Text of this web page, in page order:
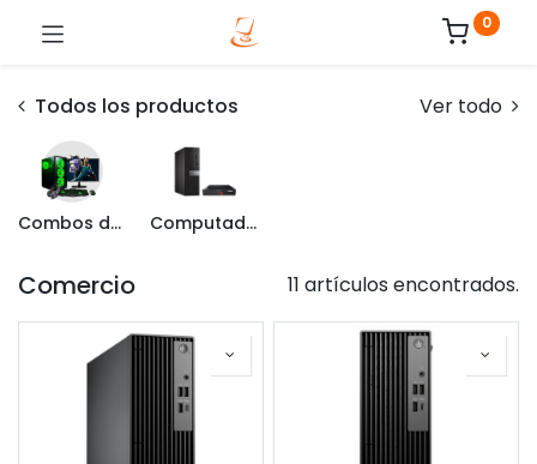
0
Todos los productos Ver todo
Combos de PC Computadoras de Marca
Comercio 11 artículos encontrados.